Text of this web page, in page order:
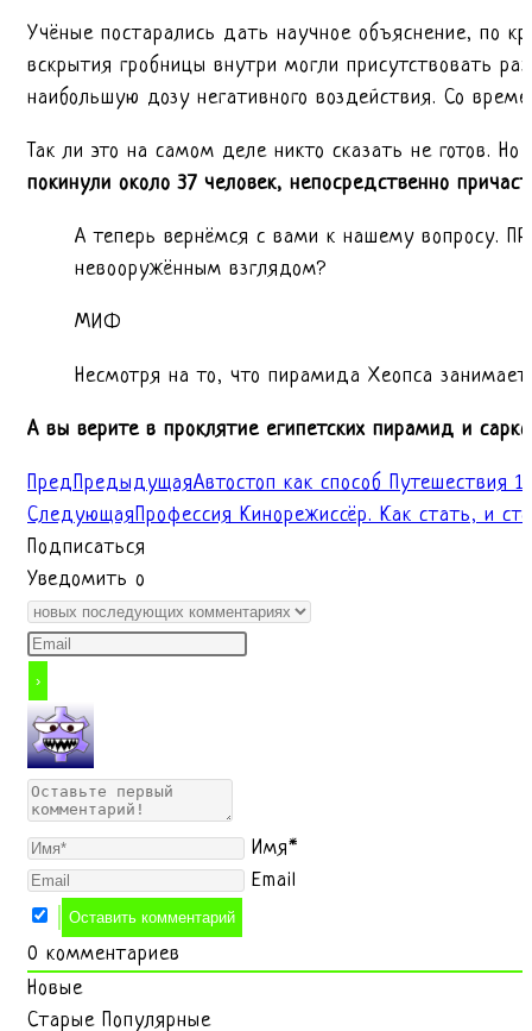
Учёные постарались дать научное объяснение, по
вскрытия гробницы внутри могли присутствовать
наибольшую дозу негативного воздействия. Со
Так ли это на самом деле никто сказать не готов.
покинули около 37 человек, непосредственно
А теперь вернёмся с вами к нашему вопросу.
невооружённым взглядом?
МИФ
Несмотря на то, что пирамида Хеопса
А вы верите в проклятие египетских пирамид и
ПредПредыдущаяАвтостоп как способ Путешествия
СледующаяПрофессия Кинорежиссёр. Как стать, и
Подписаться
Уведомить о
Имя*
Email
0 комментариев
Новые
Старые Популярные